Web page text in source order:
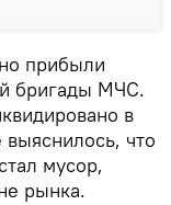
прибыли
бригады МЧС.
в
что
мусор,
рынка.